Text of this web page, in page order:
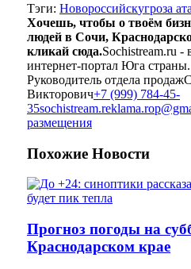
Тэги: Новороссийскугроза
Хочешь, чтобы о твоём
людей в Сочи,
кликай сюда.Sochistream.ru
интернет-портал Юга страны.
Руководитель отдела продаж
Викторович+7 (999) 784-45-
35
размещения
Похожие Новости
Прогноз погоды на
Краснодарском крае